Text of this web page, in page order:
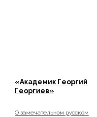
«Академик Георгий
Георгиев»
О замечательном русском